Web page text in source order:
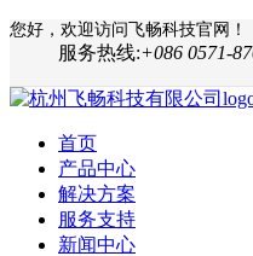
您好，欢迎访问飞畅科技官网！
服务热线:+086 0571-
首页
产品中心
解决方案
服务支持
新闻中心